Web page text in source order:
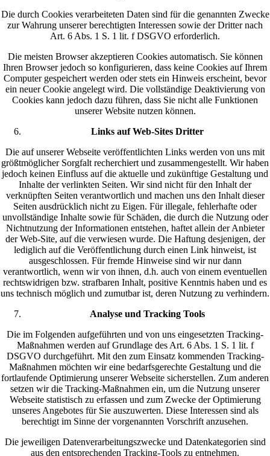
Die durch Cookies verarbeiteten Daten sind für die genannten Zwecke
zur Wahrung unserer berechtigten Interessen sowie der Dritter nach
Art. 6 Abs. 1 S. 1 lit. f DSGVO erforderlich.
Die meisten Browser akzeptieren Cookies automatisch. Sie können
Ihren Browser jedoch so konfigurieren, dass keine Cookies auf Ihrem
Computer gespeichert werden oder stets ein Hinweis erscheint, bevor
ein neuer Cookie angelegt wird. Die vollständige Deaktivierung von
Cookies kann jedoch dazu führen, dass Sie nicht alle Funktionen
unserer Website nutzen können.
Links auf Web-Sites Dritter
Die auf unserer Webseite veröffentlichten Links werden von uns mit
größtmöglicher Sorgfalt recherchiert und zusammengestellt. Wir haben
jedoch keinen Einfluss auf die aktuelle und zukünftige Gestaltung und
Inhalte der verlinkten Seiten. Wir sind nicht für den Inhalt der
verknüpften Seiten verantwortlich und machen uns den Inhalt dieser
Seiten ausdrücklich nicht zu Eigen. Für illegale, fehlerhafte oder
unvollständige Inhalte sowie für Schäden, die durch die Nutzung oder
Nichtnutzung der Informationen entstehen, haftet allein der Anbieter
der Web-Site, auf die verwiesen wurde. Die Haftung desjenigen, der
lediglich auf die Veröffentlichung durch einen Link hinweist, ist
ausgeschlossen. Für fremde Hinweise sind wir nur dann
verantwortlich, wenn wir von ihnen, d.h. auch von einem eventuellen
rechtswidrigen bzw. strafbaren Inhalt, positive Kenntnis haben und es
uns technisch möglich und zumutbar ist, deren Nutzung zu verhindern.
Analyse und Tracking Tools
Die im Folgenden aufgeführten und von uns eingesetzten Tracking-
Maßnahmen werden auf Grundlage des Art. 6 Abs. 1 S. 1 lit. f
DSGVO durchgeführt. Mit den zum Einsatz kommenden Tracking-
Maßnahmen möchten wir eine bedarfsgerechte Gestaltung und die
fortlaufende Optimierung unserer Webseite sicherstellen. Zum anderen
setzen wir die Tracking-Maßnahmen ein, um die Nutzung unserer
Webseite statistisch zu erfassen und zum Zwecke der Optimierung
unseres Angebotes für Sie auszuwerten. Diese Interessen sind als
berechtigt im Sinne der vorgenannten Vorschrift anzusehen.
Die jeweiligen Datenverarbeitungszwecke und Datenkategorien sind
aus den entsprechenden Tracking-Tools zu entnehmen.